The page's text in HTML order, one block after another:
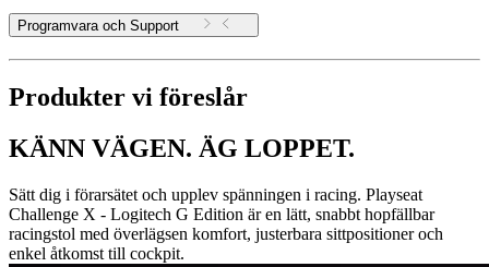
Programvara och Support
Produkter vi föreslår
KÄNN VÄGEN. ÄG LOPPET.
Sätt dig i förarsätet och upplev spänningen i racing. Playseat
Challenge X - Logitech G Edition är en lätt, snabbt hopfällbar
racingstol med överlägsen komfort, justerbara sittpositioner och
enkel åtkomst till cockpit.